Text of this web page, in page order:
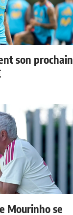
son prochain
Mourinho se